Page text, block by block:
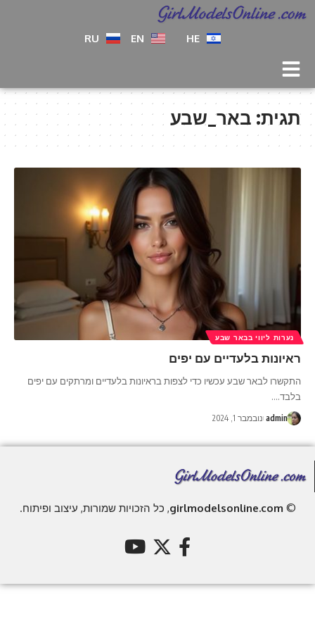
HE
EN
RU
תגית: באר_שבע
נערות ליווי בבאר שבע
ראיונות בלעדיים עם יפים
התקשרו לבאר שבע עכשיו כדי לצפות בראיונות בלעדיים ומרתקים עם יפים
בלבד.…
admin נובמבר 1, 2024
©
girlmodelsonline.com, כל הזכויות שמורות, עיצוב ופיתוח.